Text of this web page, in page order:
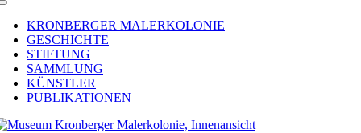
Toggle
NavigationKRONBERGER MALERKOLONIE
GESCHICHTE
STIFTUNG
SAMMLUNG
KÜNSTLER
PUBLIKATIONEN